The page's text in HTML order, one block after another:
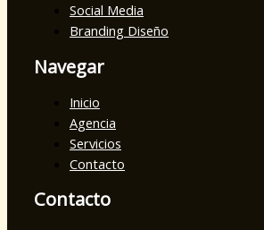
Social Media
Branding Diseño
Navegar
Inicio
Agencia
Servicios
Contacto
Contacto